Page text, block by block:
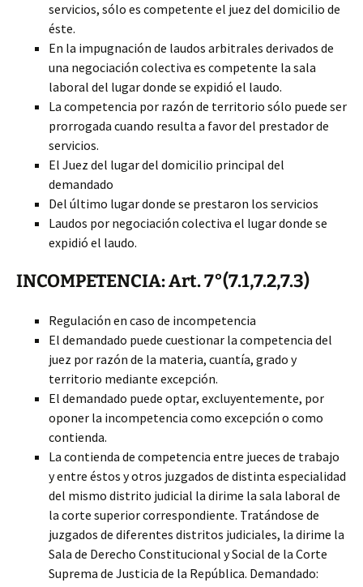
servicios, sólo es competente el juez del domicilio de
éste.
En la impugnación de laudos arbitrales derivados de
una negociación colectiva es competente la sala
laboral del lugar donde se expidió el laudo.
La competencia por razón de territorio sólo puede ser
prorrogada cuando resulta a favor del prestador de
servicios.
El Juez del lugar del domicilio principal del
demandado
Del último lugar donde se prestaron los servicios
Laudos por negociación colectiva el lugar donde se
expidió el laudo.
INCOMPETENCIA: Art. 7°(7.1,7.2,7.3)
Regulación en caso de incompetencia
El demandado puede cuestionar la competencia del
juez por razón de la materia, cuantía, grado y
territorio mediante excepción.
El demandado puede optar, excluyentemente, por
oponer la incompetencia como excepción o como
contienda.
La contienda de competencia entre jueces de trabajo
y entre éstos y otros juzgados de distinta especialidad
del mismo distrito judicial la dirime la sala laboral de
la corte superior correspondiente. Tratándose de
juzgados de diferentes distritos judiciales, la dirime la
Sala de Derecho Constitucional y Social de la Corte
Suprema de Justicia de la República. Demandado: